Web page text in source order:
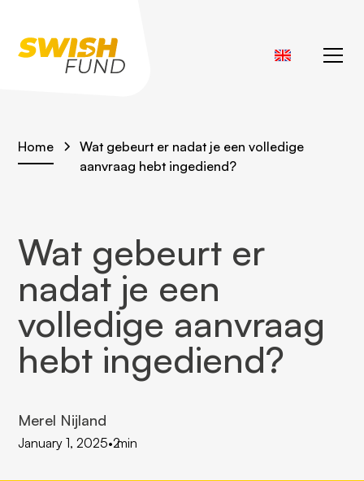
Home
Wat gebeurt er nadat je een volledige
aanvraag hebt ingediend?
Wat gebeurt er
nadat je een
volledige aanvraag
hebt ingediend?
Merel Nijland
January 1, 2025•2min